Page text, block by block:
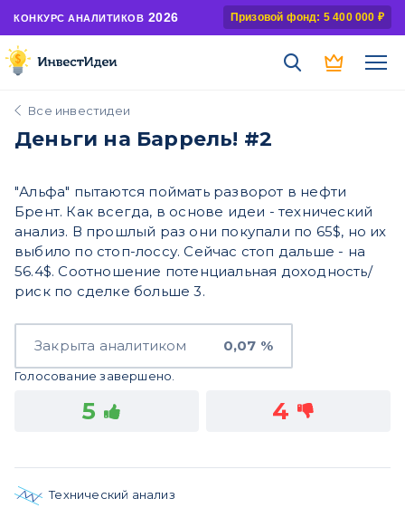
КОНКУРС АНАЛИТИКОВ 2026 Призовой фонд: 5 400 000 ₽
Все инвестидеи
Деньги на Баррель! #2
"Альфа" пытаются поймать разворот в нефти
Брент. Как всегда, в основе идеи - технический
анализ. В прошлый раз они покупали по 65$, но их
выбило по стоп-лоссу. Сейчас стоп дальше - на
56.4$. Соотношение потенциальная доходность/
риск по сделке больше 3.
Закрыта аналитиком 0,07 %
Голосование завершено.
5 4
Технический анализ